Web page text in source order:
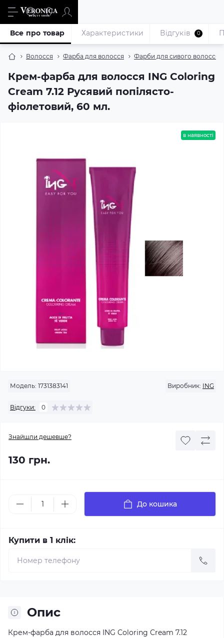
Волосся Фарба для волосся Фарби для сивого волосся
Крем-фарба для волосся ING Coloring
Cream 7.12 Русявий попілясто-
фіолетовий, 60 мл.
Все про товар Характеристики Відгуків 0
в наявності
Модель: 1731383141 Виробник: ING
Відгуки: 0
Знайшли дешевше?
130 грн.
До кошика
Купити в 1 клік:
Опис
Крем-фарба для волосся ING Coloring Cream 7.12